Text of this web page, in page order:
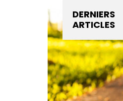
DERNIERS
ARTICLES